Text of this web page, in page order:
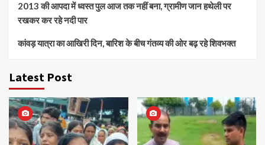
2013 की आपदा में ध्वस्त पुल आज तक नहीं बना, ग्रामीण जान हथेली पर
रखकर कर रहे नदी पार
कांवड़ यात्रा का आखिरी दिन, बारिश के बीच गंतव्य की ओर बढ़ रहे शिवभक्त
Latest Post